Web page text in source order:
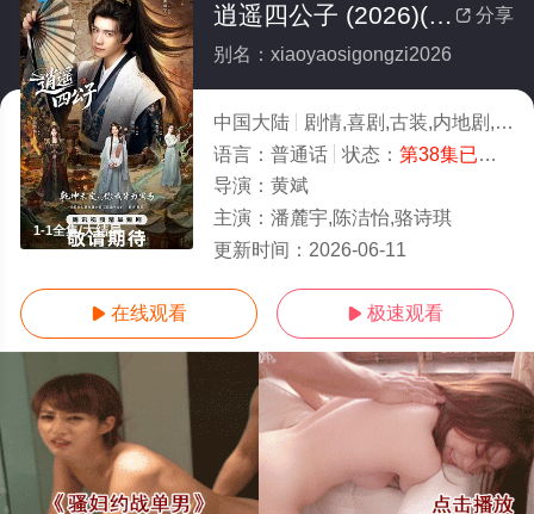
1-1全集/大结局
 分享
逍遥四公子 (2026)(全集)
别名：xiaoyaosigongzi2026
中国大陆
剧情,喜剧,古装,内地剧,内地
语言： 普通话 状态： 第38集已完结
导演： 黄斌
主演： 潘麓宇,陈洁怡,骆诗琪
更新时间： 2026-06-11
 在线观看  极速观看